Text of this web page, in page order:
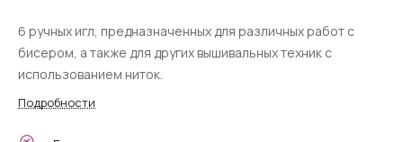
6 ручных игл, предназначенных для различных работ с
бисером, а также для других вышивальных техник с
использованием ниток.
Подробности